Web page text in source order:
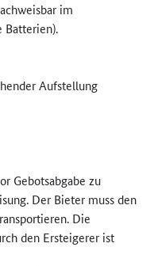
im
Batterien).
Aufstellung
Gebotsabgabe zu
Der Bieter muss den
Die
den Ersteigerer ist